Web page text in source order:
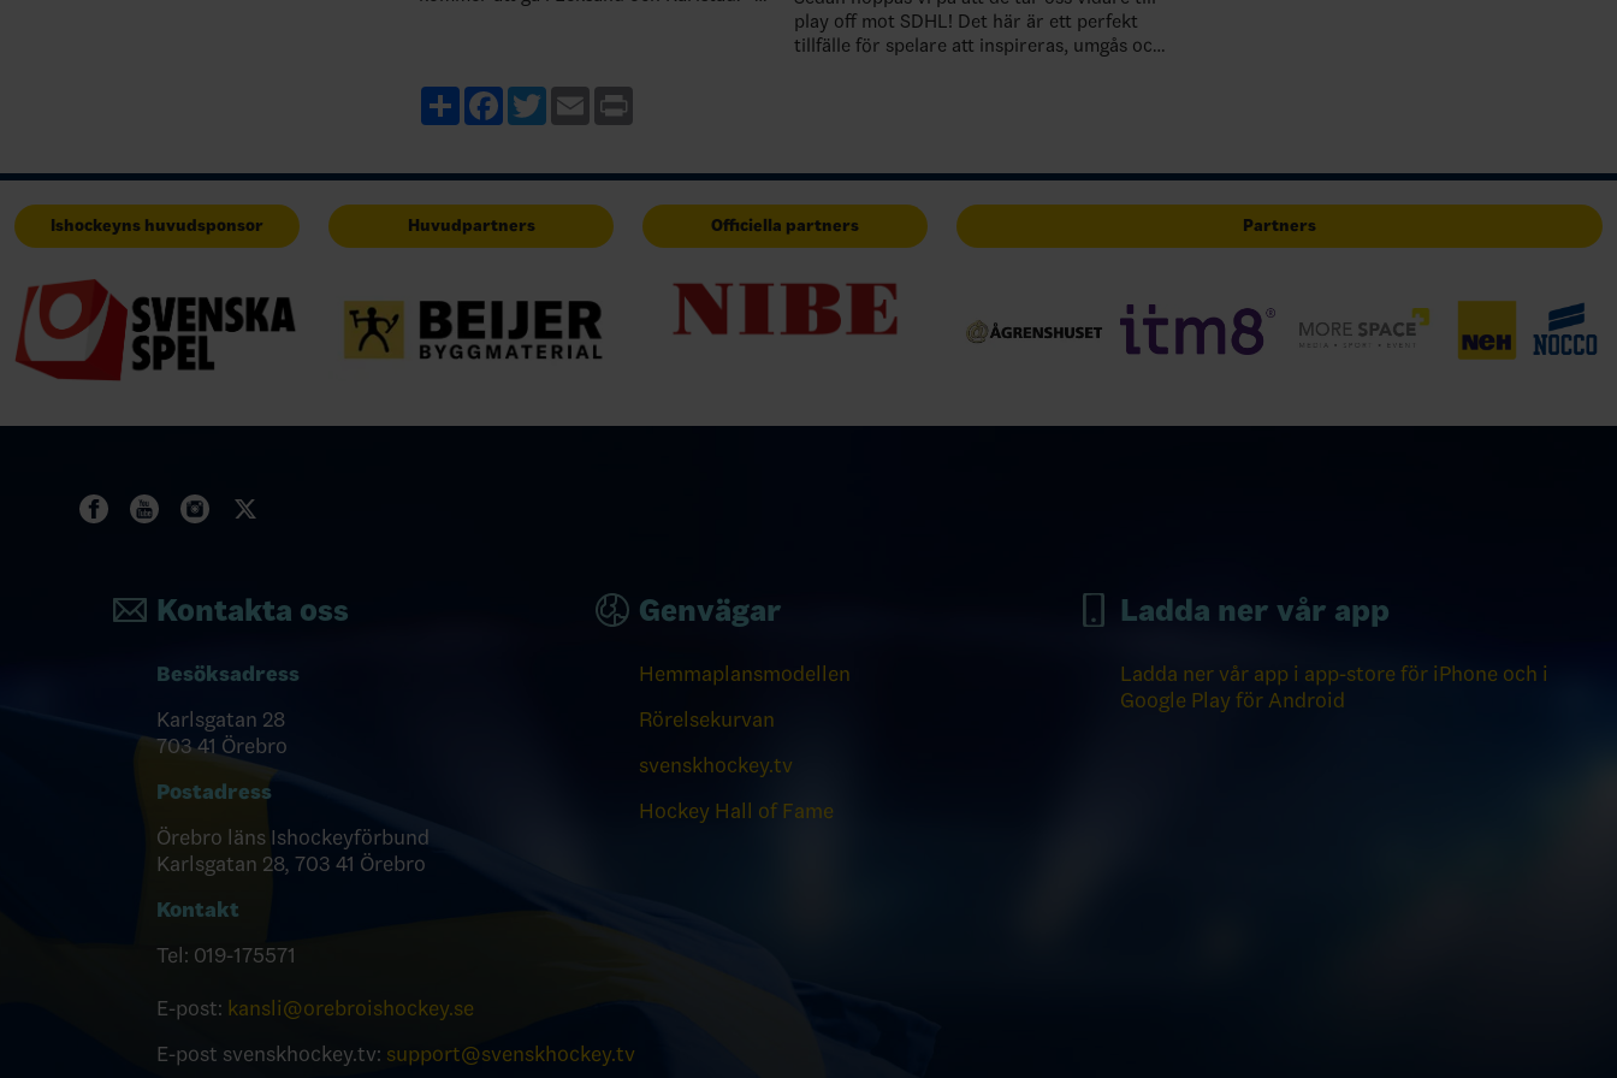
play off mot SDHL! Det här är ett perfekt
tillfälle för spelare att inspireras, umgås och
ShareFacebook
TwitterEmail
Ishockeyns huvudsponsor Huvudpartners Officiella partners Partners
Kontakta oss
Besöksadress
Karlsgatan 28
703 41 Örebro
Postadress
Örebro läns Ishockeyförbund
Karlsgatan 28, 703 41 Örebro
Kontakt
Tel: 019-175571
E-post: kansli@orebroishockey.se
E-post svenskhockey.tv: support@svenskhockey.tv
Genvägar
Hemmaplansmodellen
Rörelsekurvan
svenskhockey.tv
Hockey Hall of Fame
Ladda ner vår app
Ladda ner vår app i app-store för iPhone och i
Google Play för Android